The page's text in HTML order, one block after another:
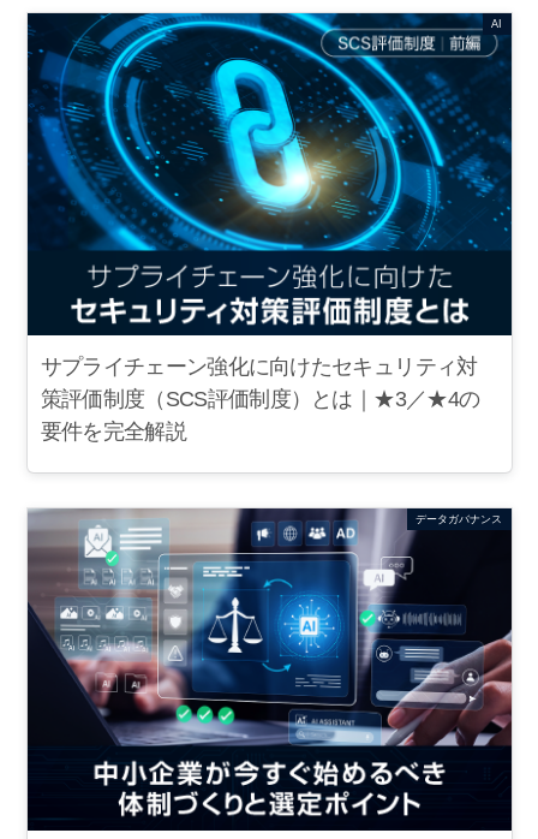
AI
サプライチェーン強化に向けたセキュリティ対
策評価制度（SCS評価制度）とは｜★3／★4の
要件を完全解説
データガバナンス